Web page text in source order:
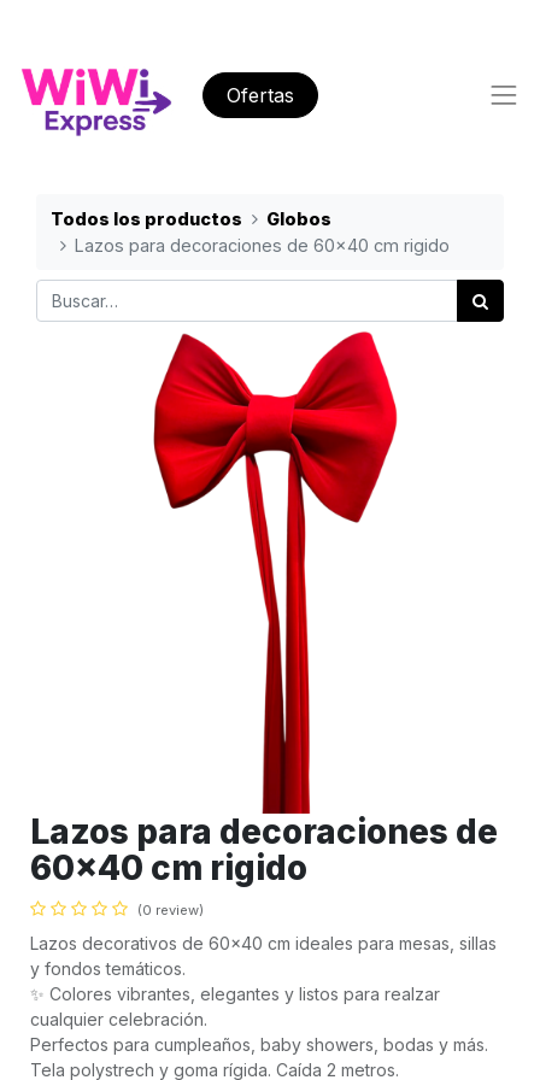
Ofertas
Todos los productos
Globos
Lazos para decoraciones de 60x40 cm rigido
Lazos para decoraciones de
60x40 cm rigido
(0 review)
Lazos decorativos de 60x40 cm ideales para mesas, sillas
y fondos temáticos.
✨ Colores vibrantes, elegantes y listos para realzar
cualquier celebración.
Perfectos para cumpleaños, baby showers, bodas y más.
Tela polystrech y goma rígida. Caída 2 metros.